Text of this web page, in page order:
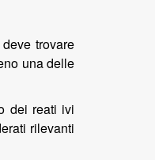
trovare
una delle
dei reati ivi
rilevanti